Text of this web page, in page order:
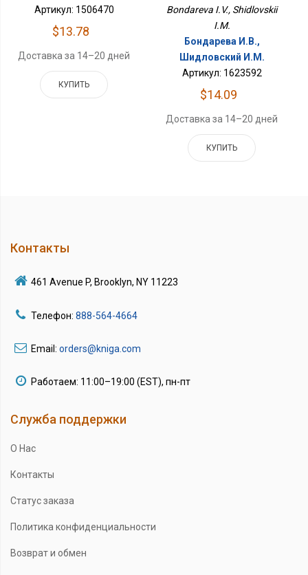
Артикул: 1506470
$13.78
Доставка за 14–20 дней
КУПИТЬ
Bondareva I.V., Shidlovskii
I.M.
Бондарева И.В.,
Шидловский И.М.
Артикул: 1623592
$14.09
Доставка за 14–20 дней
КУПИТЬ
Контакты
461 Avenue P, Brooklyn, NY 11223
Телефон: 888-564-4664
Email: orders@kniga.com
Работаем: 11:00–19:00 (EST), пн-пт
Служба поддержки
О Нас
Контакты
Статус заказа
Политика конфиденциальности
Возврат и обмен